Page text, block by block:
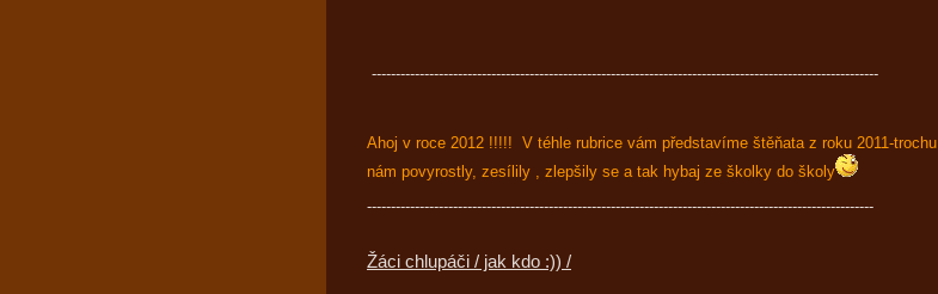
----------------------------------------------------------------------------------------------------------
Ahoj v roce 2012 !!!!! V téhle rubrice vám představíme štěňata z roku 2011-trochu
nám povyrostly, zesílily , zlepšily se a tak hybaj ze školky do školy
----------------------------------------------------------------------------------------------------------
Žáci chlupáči / jak kdo :)) /